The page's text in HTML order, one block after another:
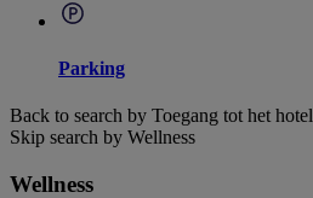
Parking
Back to search by Toegang tot het hotel
Skip search by Wellness
Wellness